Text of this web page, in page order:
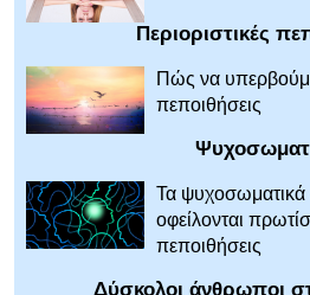
Περιοριστικές
Πώς να υπερβούμε
πεποιθήσεις
Τα
οφείλονται
πεποιθήσεις
Δύσκολοι άνθρωποι